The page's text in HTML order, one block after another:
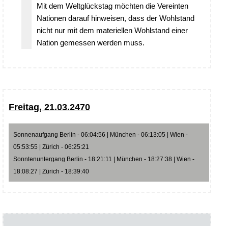
Mit dem Weltglückstag möchten die Vereinten
Nationen darauf hinweisen, dass der Wohlstand
nicht nur mit dem materiellen Wohlstand einer
Nation gemessen werden muss.
Freitag, 21.03.2470
Sonnenaufgang Berlin - 06:04:56 | München - 06:13:05 | Wien -
05:53:55 | Zürich - 06:25:21
Sonntenuntergang Berlin - 18:21:11 | München - 18:27:38 | Wien -
18:08:27 | Zürich - 18:39:40